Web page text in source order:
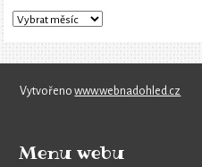
Vytvořenowww.webnadohled.cz
Menu webu